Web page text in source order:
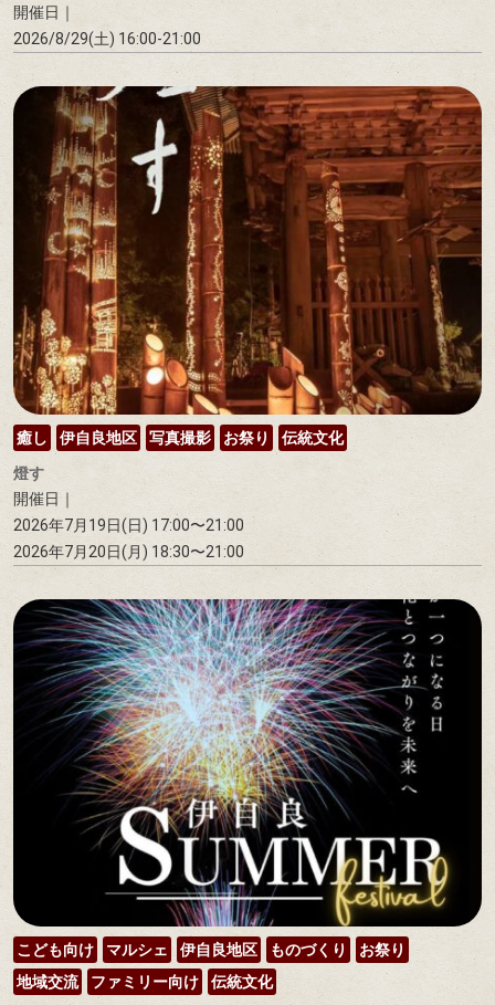
開催日｜
2026/8/29(土) 16:00-21:00
癒し 伊自良地区 写真撮影 お祭り
伝統文化
燈す
開催日｜
2026年7月19日(日) 17:00〜21:00
2026年7月20日(月) 18:30〜21:00
こども向け マルシェ 伊自良地区 ものづくり
お祭り
地域交流
ファミリー向け
伝統文化